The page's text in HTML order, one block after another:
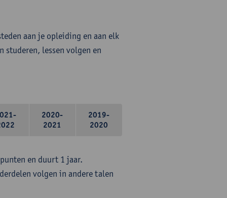
aan je opleiding en aan elk
studeren, lessen volgen en
2020-
2021
2019-
2020
en duurt 1 jaar.
volgen in andere talen